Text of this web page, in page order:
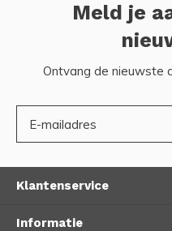
Meld je
Ontvang de nieuwste
Klantenservice
Informatie